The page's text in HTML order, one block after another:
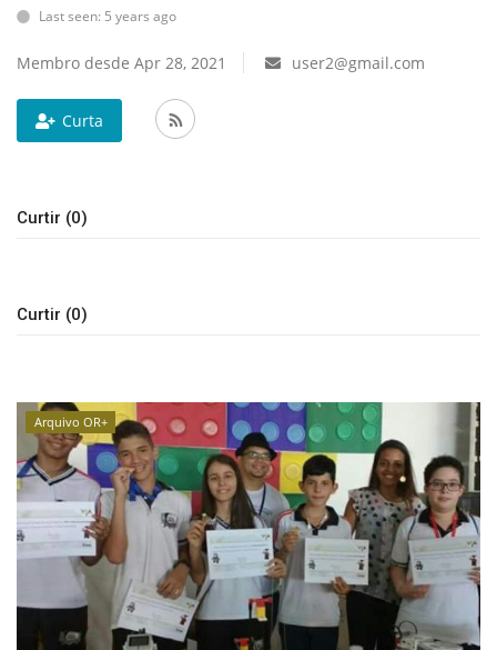
Política
Educação
Saúde
portugues English
Last seen: 5 years ago
Membro desde Apr 28, 2021 user2@gmail.com
Curta
Curtir (0)
Curtir (0)
Arquivo OR+